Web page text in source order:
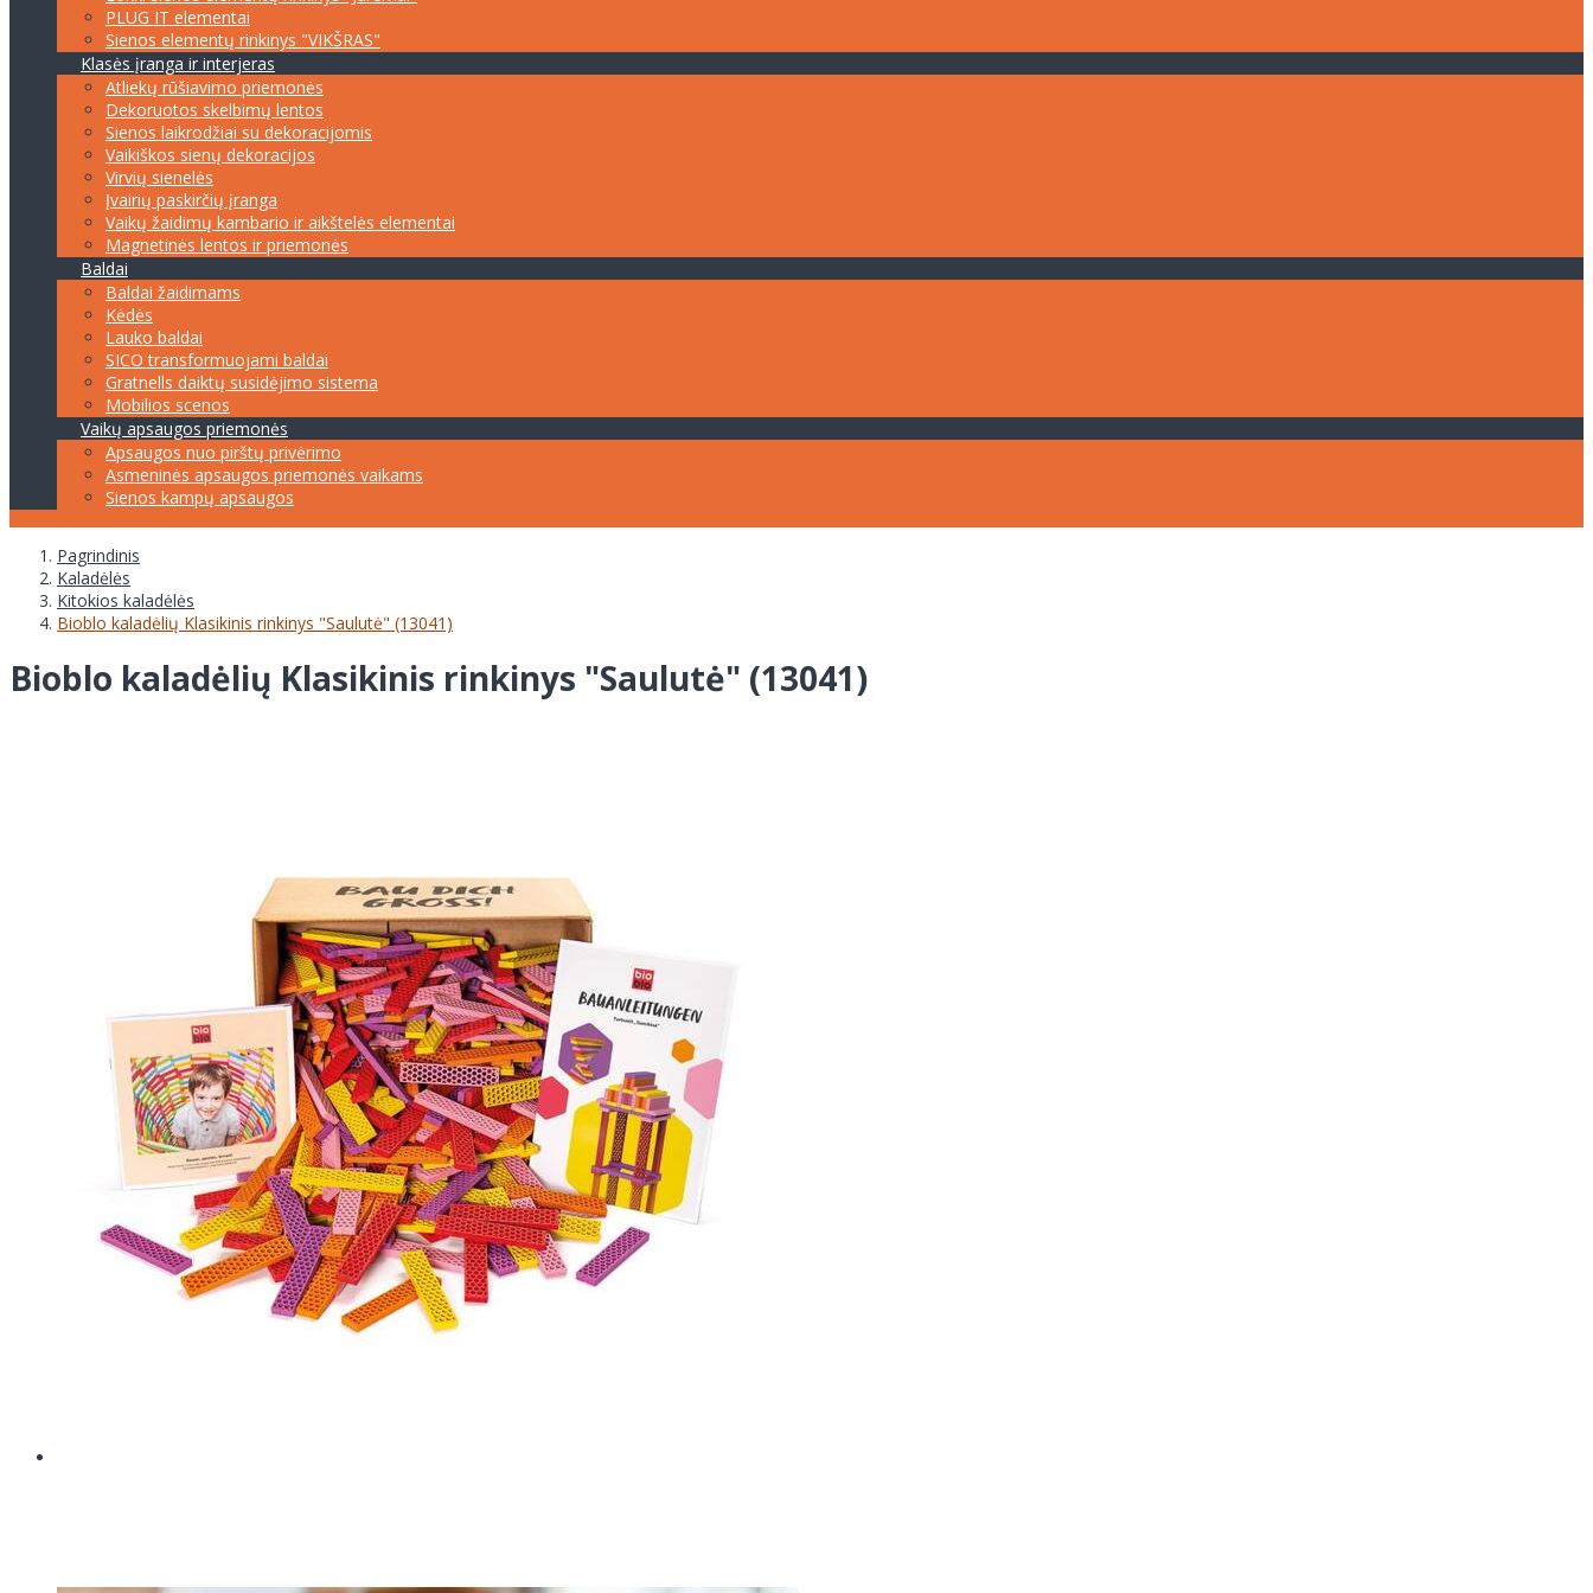
PLUG IT elementai
Sienos elementų rinkinys "VIKŠRAS"
Klasės įranga ir interjeras
Atliekų rūšiavimo priemonės
Dekoruotos skelbimų lentos
Sienos laikrodžiai su dekoracijomis
Vaikiškos sienų dekoracijos
Virvių sienelės
Įvairių paskirčių įranga
Vaikų žaidimų kambario ir aikštelės elementai
Magnetinės lentos ir priemonės
Baldai
Baldai žaidimams
Kėdės
Lauko baldai
SICO transformuojami baldai
Gratnells daiktų susidėjimo sistema
Mobilios scenos
Vaikų apsaugos priemonės
Apsaugos nuo pirštų privėrimo
Asmeninės apsaugos priemonės vaikams
Sienos kampų apsaugos
Pagrindinis
Kaladėlės
Kitokios kaladėlės
Bioblo kaladėlių Klasikinis rinkinys "Saulutė" (13041)
Bioblo kaladėlių Klasikinis rinkinys "Saulutė" (13041)